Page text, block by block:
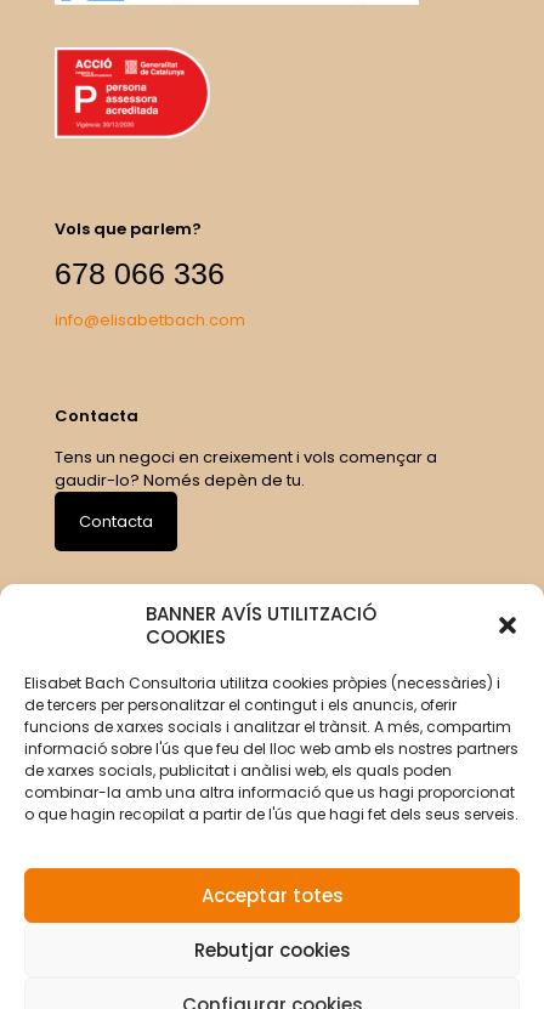
BANNER AVÍS UTILITZACIÓ
COOKIES
Elisabet Bach Consultoria utilitza cookies pròpies (necessàries) i
de tercers per personalitzar el contingut i els anuncis, oferir
funcions de xarxes socials i analitzar el trànsit. A més, compartim
informació sobre l'ús que feu del lloc web amb els nostres partners
de xarxes socials, publicitat i anàlisi web, els quals poden
combinar-la amb una altra informació que us hagi proporcionat
o que hagin recopilat a partir de l'ús que hagi fet dels seus serveis.
Acceptar totes
Rebutjar cookies
Vols que parlem?
678 066 336
info@elisabetbach.com
Contacta
Tens un negoci en creixement i vols començar a
gaudir-lo? Només depèn de tu.
Contacta
Política de privacitat|Política de cookies